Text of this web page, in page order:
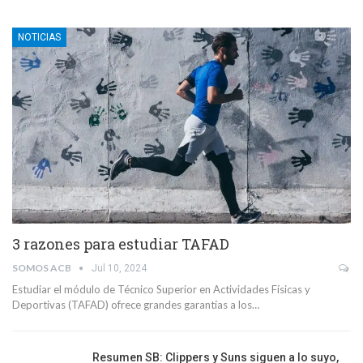
NOTICIAS
3 razones para estudiar TAFAD
SOMOS ACB Jul 10, 2024
Estudiar el módulo de Técnico Superior en Actividades Físicas y
Deportivas (TAFAD) ofrece grandes garantías a los…
Resumen SB: Clippers y Suns siguen a lo suyo,